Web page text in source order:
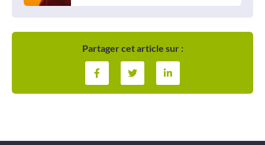
Partager cet article sur :